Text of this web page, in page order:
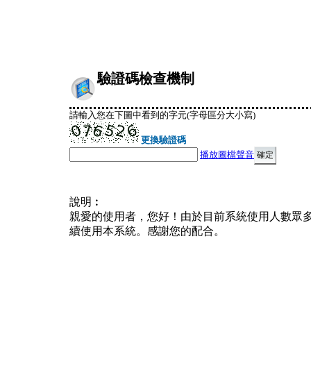
驗證碼檢查機制
請輸入您在下圖中看到的字元(字母區分大小寫)
更換驗證碼
播放圖檔聲音
說明︰
親愛的使用者，您好！由於目前系統使用人數眾
續使用本系統。感謝您的配合。